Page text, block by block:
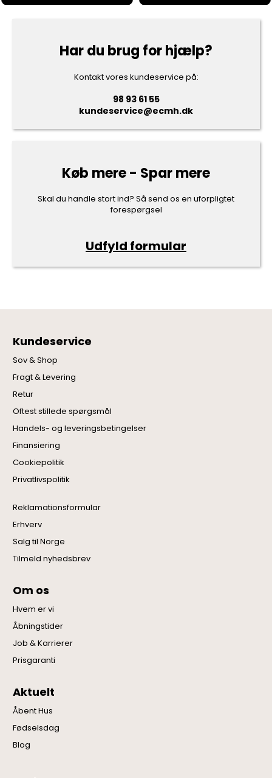
Har du brug for hjælp?
Kontakt vores kundeservice på:
98 93 61 55
kundeservice@ecmh.dk
Køb mere - Spar mere
Skal du handle stort ind? Så send os en uforpligtet
forespørgsel
Udfyld formular
Kundeservice
Sov & Shop
Fragt & Levering
Retur
Oftest stillede spørgsmål
Handels- og leveringsbetingelser
Finansiering
Cookiepolitik
Privatlivspolitik
Reklamationsformular
Erhverv
Salg til Norge
Tilmeld nyhedsbrev
Om os
Hvem er vi
Åbningstider
Job & Karrierer
Prisgaranti
Aktuelt
Åbent Hus
Fødselsdag
Blog